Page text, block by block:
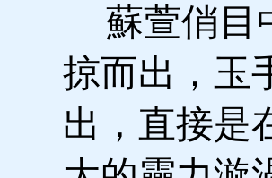
蘇萱俏目
掠而出，玉
出，直接是